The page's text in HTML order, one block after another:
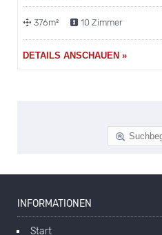
376m² 10 Zimmer
DETAILS ANSCHAUEN »
INFORMATIONEN
Start